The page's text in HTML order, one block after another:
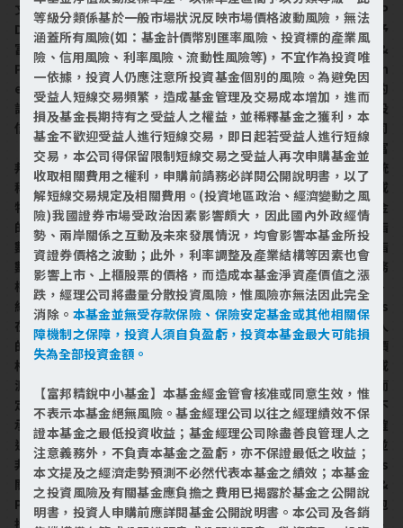
文提及之投資資產或標的。標普500指數(S&P 500® Index)是 S&P
Dow Jones Indices LLC（”SPDJI”）的一款產品，且已授權予
富邦投信使用。Standard & Poor’s®與 S&P®均為 Standard &
Poor’s Financial Services LLC（S&P）的註冊商標；Dow Jon
es® 是 Dow Jones Trademark Holdings LLC（Dow Jones）的
註冊商標；這些商標已授權予SPDJI使用，並已從屬授權予富邦投
信用於特定用途。SPDJI、Dow Jones、S&P及其各自的附屬公司
（統稱S&P Dow Jones Indices）均不保薦、擔保、銷售或推廣富
邦投信的富邦標普500 ETF基金／富邦標普500指數型基金(以下統
稱「基金」)。S&P Dow Jones Indices概不就一般投資於證券或
特別投資於基金的合理性或指數追蹤一般市場表現的能力，向基金
的所有人或任何公眾成員做出任何明示或隱含的聲明或保證。就指
數而言，S&P Dow Jones Indices 與富邦投信的唯一關係，是指
數及 S&P Dow Jones Indices和／或其許可人的特定商標、服務
標章和／或商品名的授權。指數由S&P Dow Jones Indices確定、
組成及測算，無需考慮富邦投信或基金。S&P Dow Jones Indices
在確定、組成或測算指數時概無義務考慮富邦投信或基金的所有人
的需求。S&P Dow Jones Indices概不負責且不參與確定基金的價
格和數量，或是基金的發行或銷售時間，亦不負責且不參與確定或
測算相關公式以將基金轉換為現金、或退回或贖回基金（視情況而
定）。S&P Dow Jones Indices 就基金的經營、行銷或交易概不
承擔任何義務或法律責任。概不保證基於指數的投資產品能夠準確
追蹤指數表現或提供正投資回報。S&P Dow Jones Indices LLC並
非投資顧問。將某個證券納入指數並非S&P Dow Jones Indices
關於購買、銷售或持有該證券的建議，亦不能被視作投資建議。S&
P DOW JONES INDICES概不保證指數或任何相關資料或通訊（包
括但不限於口頭或書面通訊，包括電子通訊）的充分性、準確性、
等級分類係基於一般市場狀況反映市場價格波動風險，無法
涵蓋所有風險(如：基金計價幣別匯率風險、投資標的產業風
險、信用風險、利率風險、流動性風險等)，不宜作為投資唯
一依據，投資人仍應注意所投資基金個別的風險。為避免因
受益人短線交易頻繁，造成基金管理及交易成本增加，進而
損及基金長期持有之受益人之權益，並稀釋基金之獲利，本
基金不歡迎受益人進行短線交易，即日起若受益人進行短線
交易，本公司得保留限制短線交易之受益人再次申購基金並
收取相關費用之權利，申購前請務必詳閱公開說明書，以了
解短線交易規定及相關費用。(投資地區政治、經濟變動之風
險)我國證券市場受政治因素影響頗大，因此國內外政經情
勢、兩岸關係之互動及未來發展情況，均會影響本基金所投
資證券價格之波動；此外，利率調整及產業結構等因素也會
影響上市、上櫃股票的價格，而造成本基金淨資產價值之漲
跌，經理公司將盡量分散投資風險，惟風險亦無法因此完全
消除。 本基金並無受存款保險、保險安定基金或其他相關保
障機制之保障，投資人須自負盈虧，投資本基金最大可能損
失為全部投資金額。
【富邦精銳中小基金】本基金經金管會核准或同意生效，惟
不表示本基金絕無風險。基金經理公司以往之經理績效不保
證本基金之最低投資收益；基金經理公司除盡善良管理人之
注意義務外，不負責本基金之盈虧，亦不保證最低之收益；
本文提及之經濟走勢預測不必然代表本基金之績效；本基金
之投資風險及有關基金應負擔之費用已揭露於基金之公開說
明書，投資人申購前應詳閱基金公開說明書。本公司及各銷